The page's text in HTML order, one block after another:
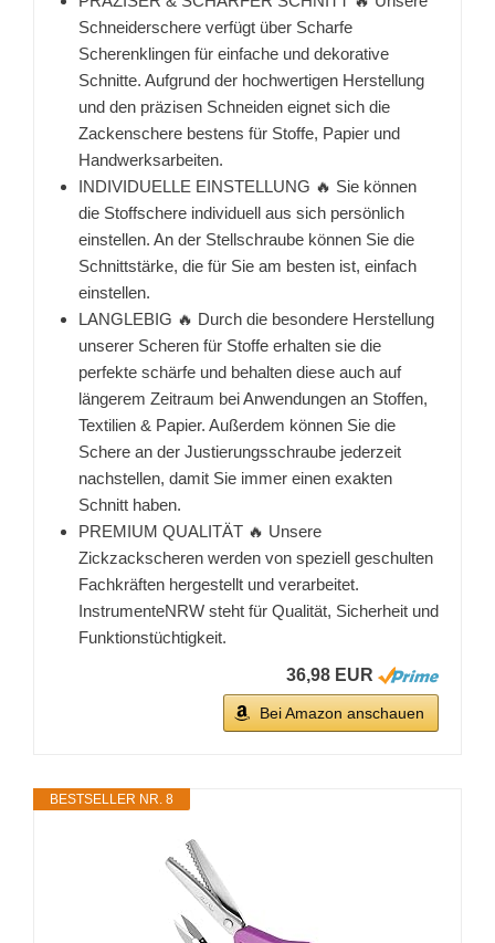
Schneiderschere verfügt über Scharfe
Scherenklingen für einfache und dekorative
Schnitte. Aufgrund der hochwertigen Herstellung
und den präzisen Schneiden eignet sich die
Zackenschere bestens für Stoffe, Papier und
Handwerksarbeiten.
INDIVIDUELLE EINSTELLUNG 🔥 Sie können
die Stoffschere individuell aus sich persönlich
einstellen. An der Stellschraube können Sie die
Schnittstärke, die für Sie am besten ist, einfach
einstellen.
LANGLEBIG 🔥 Durch die besondere Herstellung
unserer Scheren für Stoffe erhalten sie die
perfekte schärfe und behalten diese auch auf
längerem Zeitraum bei Anwendungen an Stoffen,
Textilien & Papier. Außerdem können Sie die
Schere an der Justierungsschraube jederzeit
nachstellen, damit Sie immer einen exakten
Schnitt haben.
PREMIUM QUALITÄT 🔥 Unsere
Zickzackscheren werden von speziell geschulten
Fachkräften hergestellt und verarbeitet.
InstrumenteNRW steht für Qualität, Sicherheit und
Funktionstüchtigkeit.
36,98 EUR
Bei Amazon anschauen
BESTSELLER NR. 8